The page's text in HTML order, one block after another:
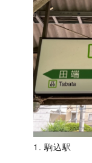
1. 駒込駅